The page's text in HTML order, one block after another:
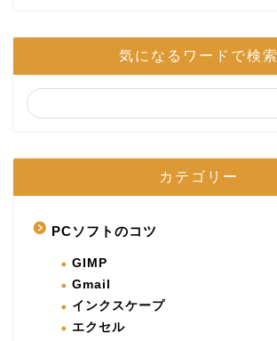
気になるワードで検索
カテゴリー
PCソフトのコツ
GIMP
Gmail
インクスケープ
エクセル